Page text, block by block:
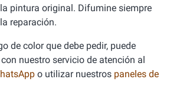
pintura original. Difumine siempre
reparación.
de color que debe pedir, puede
nuestro servicio de atención al
o utilizar nuestros paneles de